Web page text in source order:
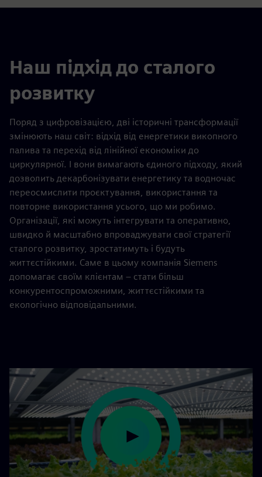
Наш підхід до сталого
розвитку
Поряд з цифровізацією, дві історичні трансформації
змінюють наш світ: відхід від енергетики викопного
палива та перехід від лінійної економіки до
циркулярної. І вони вимагають єдиного підходу, який
дозволить декарбонізувати енергетику та водночас
переосмислити проєктування, використання та
повторне використання усього, що ми робимо.
Організації, які можуть інтегрувати та оперативно,
швидко й масштабно впроваджувати свої стратегії
сталого розвитку, зростатимуть і будуть
життєстійкими. Саме в цьому компанія Siemens
допомагає своїм клієнтам – стати більш
конкурентоспроможними, життєстійкими та
екологічно відповідальними.